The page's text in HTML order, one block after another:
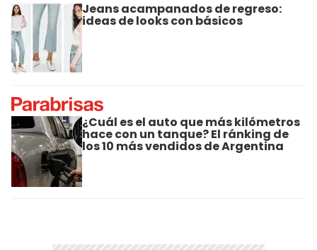
Jeans acampanados de regreso:
ideas de looks con básicos
¿Cuál es el auto que más kilómetros
hace con un tanque? El ránking de
los 10 más vendidos de Argentina